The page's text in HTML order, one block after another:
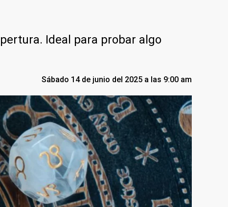
Ideal para probar algo
Sábado 14 de junio del 2025 a las 9:00 am